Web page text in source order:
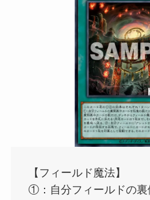
【フィールド魔法】
①：自分フィールドの裏